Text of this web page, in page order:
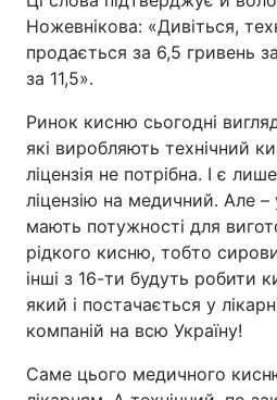
Ножевнікова: «Дивіться,
продається за 6,5 гривень
за 11,5».
Ринок кисню сьогодні
які виробляють технічний
ліцензія не потрібна. І є
ліцензію на медичний. Але
мають потужності для
рідкого кисню, тобто
інші з 16-ти будуть робити
який і постачається у
компаній на всю Україну!
Саме цього медичного